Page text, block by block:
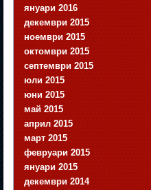
януари 2016
декември 2015
ноември 2015
октомври 2015
септември 2015
юли 2015
юни 2015
май 2015
април 2015
март 2015
февруари 2015
януари 2015
декември 2014